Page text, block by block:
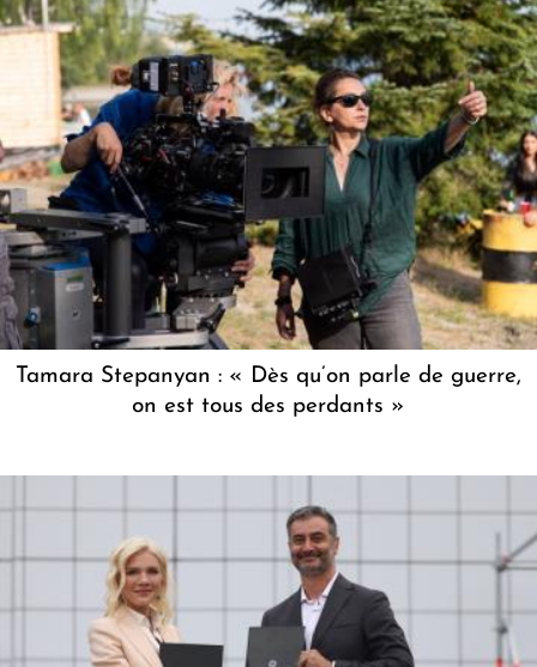
Tamara Stepanyan : « Dès qu’on parle de guerre,
on est tous des perdants »